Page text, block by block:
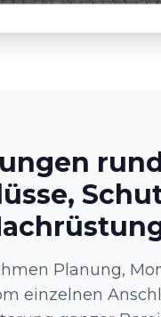
Planung,
einzelnen